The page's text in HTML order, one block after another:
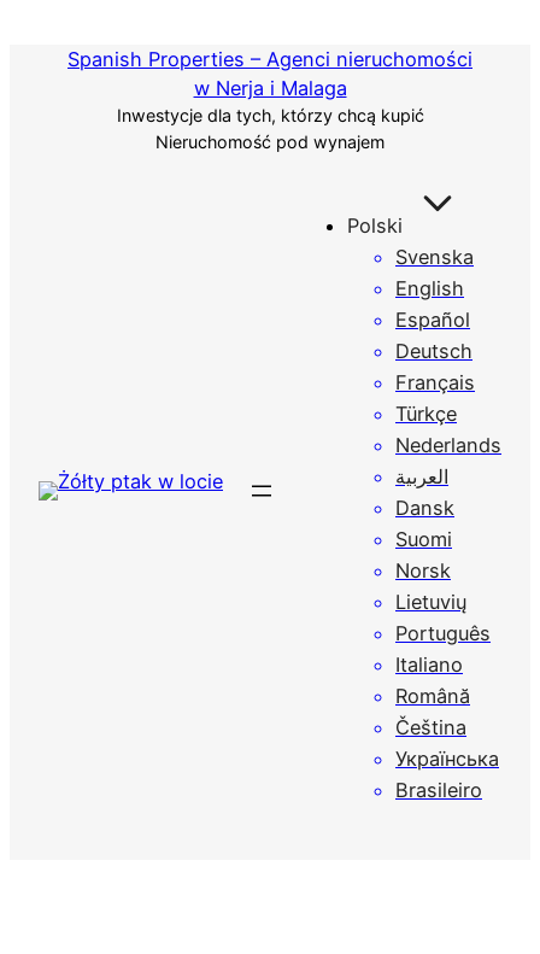
Spanish Properties – Agenci nieruchomości
w Nerja i Malaga
Inwestycje dla tych, którzy chcą kupić
Nieruchomość pod wynajem
Polski
Svenska
English
Español
Deutsch
Français
Türkçe
Nederlands
العربية
Dansk
Suomi
Norsk
Lietuvių
Português
Italiano
Română
Čeština
Українська
Brasileiro